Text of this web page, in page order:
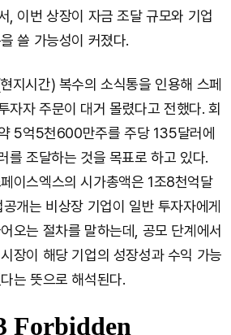
, 이번 상장이 자금 조달 규모와 기업
쓸 가능성이 커졌다.
지시간) 복수의 소식통을 인용해 스페
자자 주문이 대거 몰렸다고 전했다. 회
5억5천600만주를 주당 135달러에
를 조달하는 것을 목표로 하고 있다.
이스엑스의 시가총액은 1조8천억달
개는 비상장 기업이 일반 투자자에게
오는 절차를 말하는데, 공모 단계에서
장이 해당 기업의 성장성과 수익 가능
는 뜻으로 해석된다.